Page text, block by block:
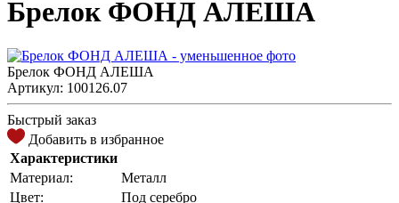
Брелок ФОНД АЛЕША
Брелок ФОНД АЛЕША
Артикул: 100126.07
Быстрый заказ
Добавить в избранное
Характеристики
Материал:
Металл
Цвет:
Под серебро